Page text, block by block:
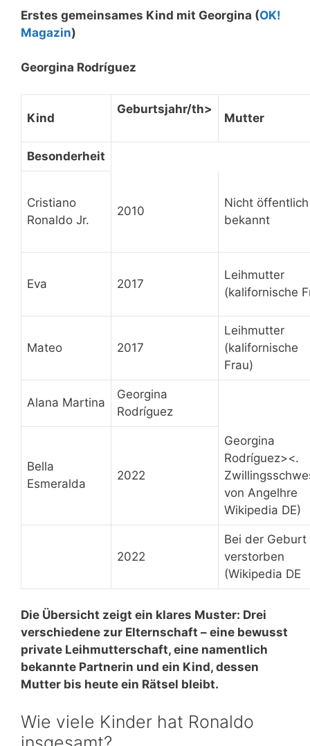
Erstes gemeinsames Kind mit Georgina (OK!
Magazin)
Georgina Rodríguez
Kind
Geburtsjahr/th>
Mutter
Besonderheit
Cristiano
Ronaldo Jr.
2010
Nicht öffentlich
bekannt
Eva 2017
Leihmutter
(kalifornische
Mateo 2017
Leihmutter
(kalifornische
Frau)
Alana Martina
Georgina
Rodríguez
Bella
Esmeralda
2022
Georgina
Rodríguez><.
von Angelhre
Wikipedia DE)
2022
Bei der Geburt
verstorben
(Wikipedia DE
Die Übersicht zeigt ein klares Muster: Drei
verschiedene zur Elternschaft – eine bewusst
private Leihmutterschaft, eine namentlich
bekannte Partnerin und ein Kind, dessen
Mutter bis heute ein Rätsel bleibt.
Wie viele Kinder hat Ronaldo